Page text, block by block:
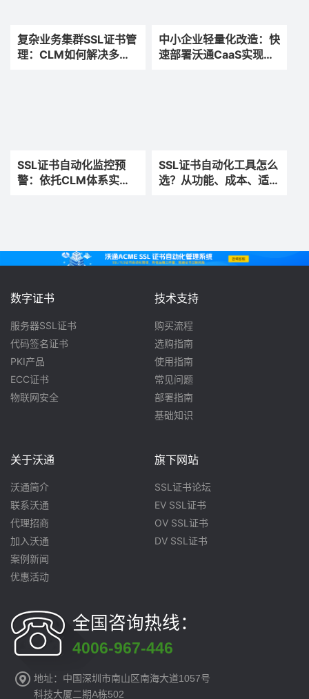
复杂业务集群SSL证书管
理：CLM如何解决多节
中小企业轻量化改造：快
速部署沃通CaaS实现
SSL证书自动化监控预
警：依托CLM体系实现
SSL证书自动化工具怎么
选？从功能、成本、适配
数字证书
服务器SSL证书
代码签名证书
PKI产品
ECC证书
物联网安全
技术支持
购买流程
选购指南
使用指南
常见问题
部署指南
基础知识
关于沃通
沃通简介
联系沃通
代理招商
加入沃通
案例新闻
优惠活动
旗下网站
SSL证书论坛
EV SSL证书
OV SSL证书
DV SSL证书
全国咨询热线：
4006-967-446
地址：中国深圳市南山区南海大道1057号
科技大厦二期A栋502